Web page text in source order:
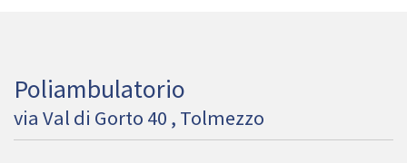
Poliambulatorio
via Val di Gorto 40 , Tolmezzo